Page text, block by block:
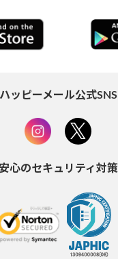
ハッピーメール公式SNS
心のセキュリティ対策